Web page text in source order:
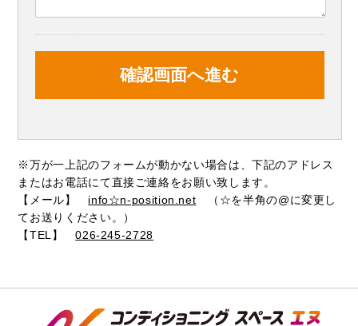
※万が一上記のフォームが動かない場合は、下記のアドレス
またはお電話にて直接ご連絡をお願い致します。
【メール】 info☆n-position.net （☆を半角の@に変更し
てお送りください。）
【TEL】026-245-2728